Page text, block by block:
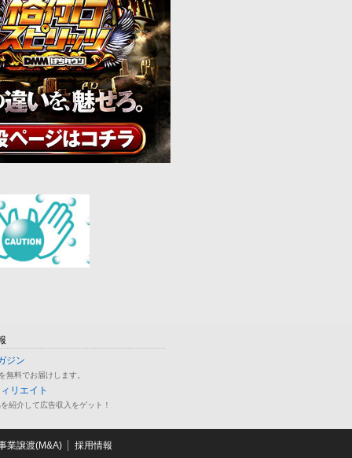
ジン
無料でお届けします。
リエイト
紹介して広告収入をゲット！
業譲渡(M&A) 採用情報